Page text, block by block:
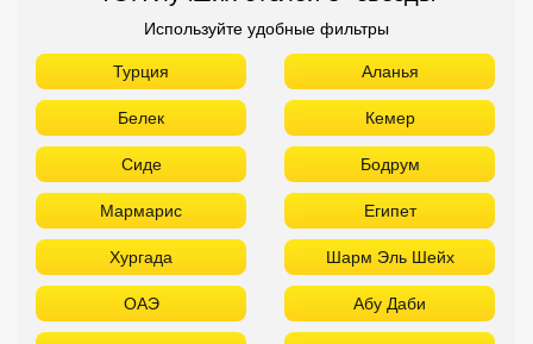
Используйте удобные фильтры
Турция Аланья
Белек Кемер
Сиде Бодрум
Мармарис Египет
Хургада Шарм Эль Шейх
ОАЭ Абу Даби